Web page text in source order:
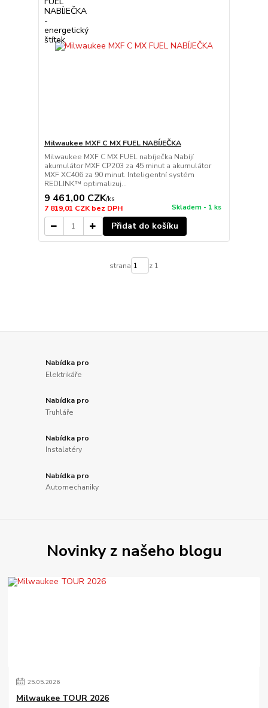
Milwaukee MXF C MX FUEL NABÍJEČKA
Milwaukee MXF C MX FUEL nabíječka Nabíjí
akumulátor MXF CP203 za 45 minut a akumulátor
MXF XC406 za 90 minut. Inteligentní systém
REDLINK™ optimalizuj...
9 461,00 CZK/ks
7 819,01 CZKbez DPH Skladem - 1 ks
Přidat do košíku
strana z 1
Nabídka pro
Elektrikáře
Nabídka pro
Truhláře
Nabídka pro
Instalatéry
Nabídka pro
Automechaniky
Novinky z našeho blogu
25.05.2026
Milwaukee TOUR 2026